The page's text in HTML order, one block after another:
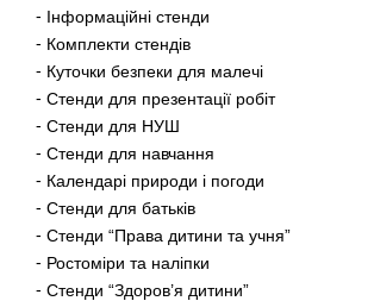
Інформаційні стенди
Комплекти стендів
Куточки безпеки для малечі
Стенди для презентації робіт
Стенди для НУШ
Стенди для навчання
Календарі природи і погоди
Стенди для батьків
Стенди “Права дитини та учня”
Ростоміри та наліпки
Стенди “Здоров’я дитини”